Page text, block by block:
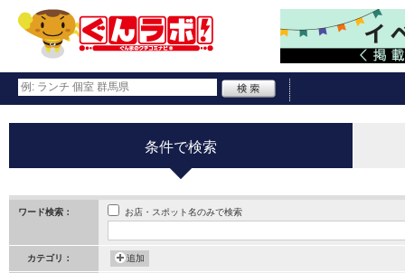
条件で検索
ワード検索： お店・スポット名のみで検索
カテゴリ： 追加